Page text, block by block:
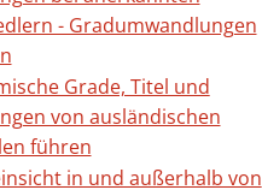
- Gradumwandlungen
Grade, Titel und
von ausländischen
führen
in und außerhalb von